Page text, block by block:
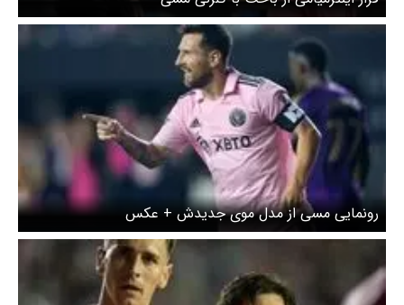
رونمایی مسی از مدل موی جدیدش + عکس